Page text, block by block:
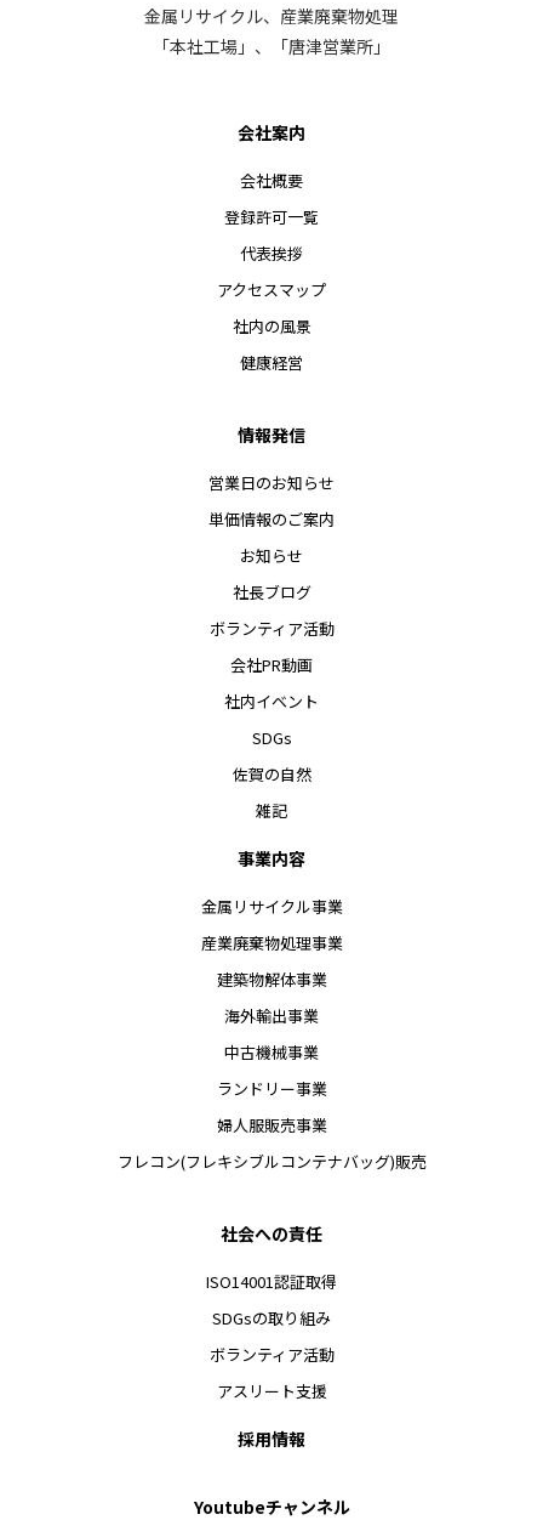
金属リサイクル、産業廃棄物処理
「本社工場」、「唐津営業所」
会社案内
会社概要
登録許可一覧
代表挨拶
アクセスマップ
社内の風景
健康経営
情報発信
営業日のお知らせ
単価情報のご案内
お知らせ
社長ブログ
ボランティア活動
会社PR動画
社内イベント
SDGs
佐賀の自然
雑記
事業内容
金属リサイクル事業
産業廃棄物処理事業
建築物解体事業
海外輸出事業
中古機械事業
ランドリー事業
婦人服販売事業
フレコン(フレキシブルコンテナバッグ)販売
社会への責任
ISO14001認証取得
SDGsの取り組み
ボランティア活動
アスリート支援
採用情報
Youtubeチャンネル